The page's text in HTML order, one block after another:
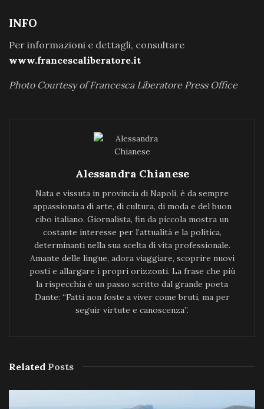
INFO
Per informazioni e dettagli, consultare
www.francescaliberatore.it
Photo Courtesy of Francesca Liberatore Press Office
Alessandra Chianese
Nata e vissuta in provincia di Napoli, è da sempre
appassionata di arte, di cultura, di moda e del buon
cibo italiano. Giornalista, fin da piccola mostra un
costante interesse per l’attualità e la politica,
determinanti nella sua scelta di vita professionale.
Amante delle lingue, adora viaggiare, scoprire nuovi
posti e allargare i propri orizzonti. La frase che più
la rispecchia è un passo scritto dal grande poeta
Dante: “Fatti non foste a viver come bruti, ma per
seguir virtute e canoscenza”.
Related Posts